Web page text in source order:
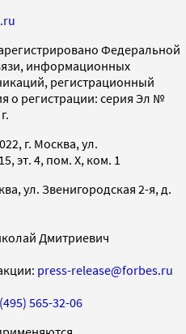
Федеральной
информационных
регистрационный
о регистрации: серия Эл №
г. Москва, ул.
эт. 4, пом. X, ком. 1
ул. Звенигородская 2-я, д.
Дмитриевич
press-release@forbes.ru
565-32-06